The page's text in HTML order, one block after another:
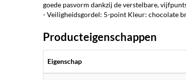
goede pasvorm dankzij de verstelbare,
- Veiligheidsgordel: 5-point Kleur: chocolate
Producteigenschappen
Eigenschap